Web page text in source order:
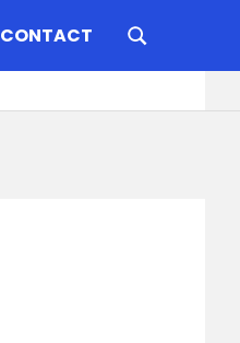
CONTACT